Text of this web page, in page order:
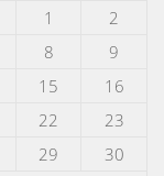
1
2
8
9
15
16
22
23
29
30